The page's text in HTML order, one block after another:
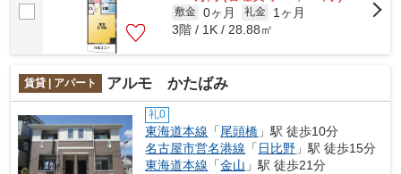
敷金 0ヶ月 礼金
1ヶ月
3階 / 1K / 28.88㎡
賃貸 | アパート アルモ かたばみ
礼0
東海道本線 「尾頭橋 」駅 徒歩10分
名古屋市営名港線 「 日比野 」駅 徒歩15分
東海道本線 「金山 」駅 徒歩21分